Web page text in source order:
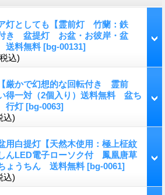
灯としても【霊前灯 竹蘭：鉄
き 盆提灯 お盆・お彼岸・盆
送料無料 [bg-00131]
込)
厳かで幻想的な回転付き 霊前
得一対（2個入り）送料無料 盆ち
行灯[bg-0063]
込)
用白提灯【天然木使用：極上柾紋
んLED電子ローソク付 鳳凰唐草
ょうちん 送料無料 [bg-0061]
込)